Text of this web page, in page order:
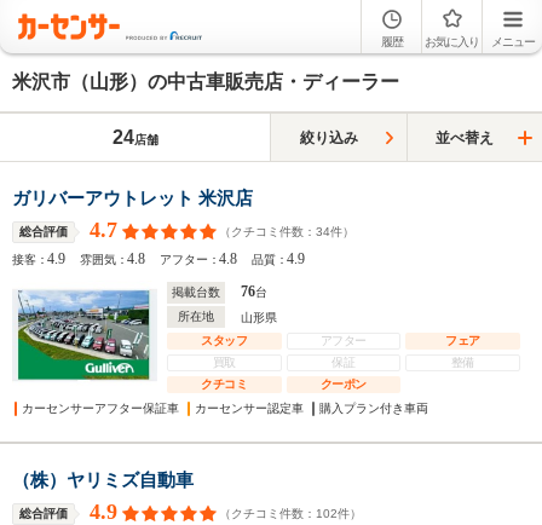
履歴 お気に入り メニュー
米沢市（山形）の中古車販売店・ディーラー
24店舗 絞り込み 並べ替え
ガリバーアウトレット 米沢店
総合評価 4.7 （クチコミ件数： 34件）
接客：4.9 雰囲気：4.8 アフター：4.8 品質：4.9
掲載台数 76台
所在地
山形県
スタッフ
アフター
フェア
買取
保証
整備
クチコミ
クーポン
カーセンサーアフター保証車
カーセンサー認定車 購入プラン付き車両
（株）ヤリミズ自動車
総合評価 4.9 （クチコミ件数： 102件）